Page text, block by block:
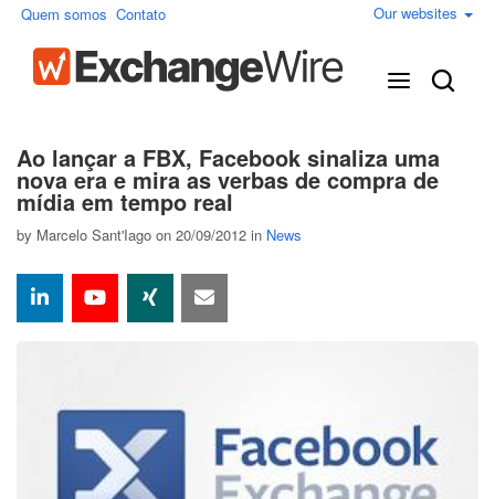
Quem somos Contato Our websites
Ao lançar a FBX, Facebook sinaliza uma
nova era e mira as verbas de compra de
mídia em tempo real
by Marcelo Sant'Iago on 20/09/2012 in News